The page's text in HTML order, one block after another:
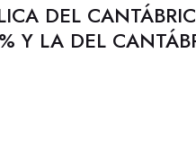
DEL
Y LA DEL